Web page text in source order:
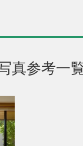
真参考一